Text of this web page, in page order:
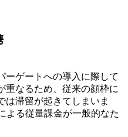
ーゲートへの導入に際して
重なるため、従来の顔枠に
は滞留が起きてしまいま
よる従量課金が一般的なた